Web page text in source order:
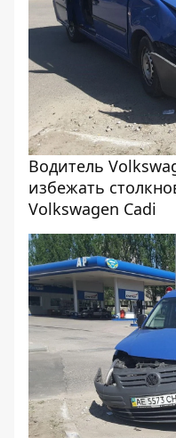
Водитель
избежать
Volkswagen Cadi